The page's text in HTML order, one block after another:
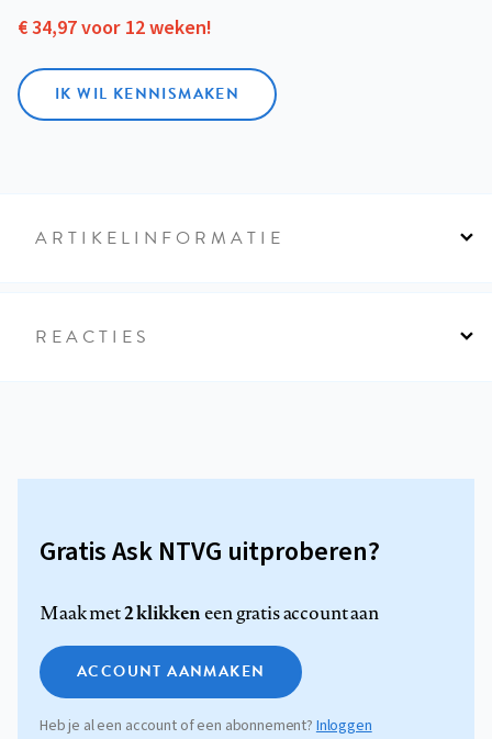
€ 34,97 voor 12 weken!
IK WIL KENNISMAKEN
ARTIKELINFORMATIE
REACTIES
Gratis Ask NTVG uitproberen?
Maak met2 klikkeneen gratis account aan
ACCOUNT AANMAKEN
Heb je al een account of een abonnement?Inloggen